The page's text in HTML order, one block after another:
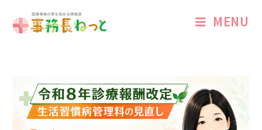
MENU